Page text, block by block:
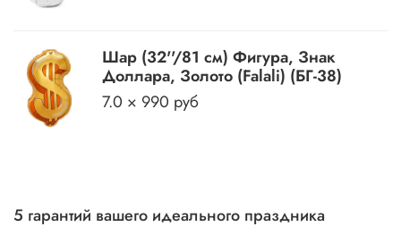
Шар (32''/81 см) Фигура, Знак
Доллара, Золото (Falali) (БГ-38)
7.0 × 990 руб
5 гарантий вашего идеального праздника